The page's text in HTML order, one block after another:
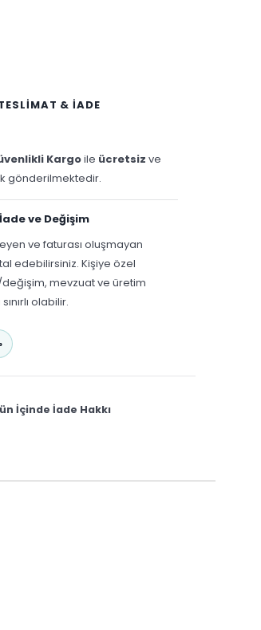
& İADE
Kargoile ücretsiz ve
gönderilmektedir.
ve Değişim
ve faturası oluşmayan
edebilirsiniz. Kişiye özel
mevzuat ve üretim
olabilir.
İçinde İade Hakkı